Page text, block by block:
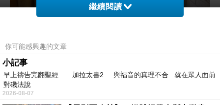
店內有設置位置,就在店裡品嚐濃郁的紐約起士蛋糕
只吃蛋糕可能吃到後面會口渴,搭配櫻桃醬或飲品會比較好
第一口吃進去,真的是非常濃郁很實在的起士蛋糕
一塊600多日幣,假日內用至少要點兩樣商品,可以選擇包裝好的餅乾等
繼續閱讀
你可能感興趣的文章
小記事
早上禱告完翻聖經 加拉太書2 與福音的真理不合 就在眾人面前
對磯法說
2026-08-07